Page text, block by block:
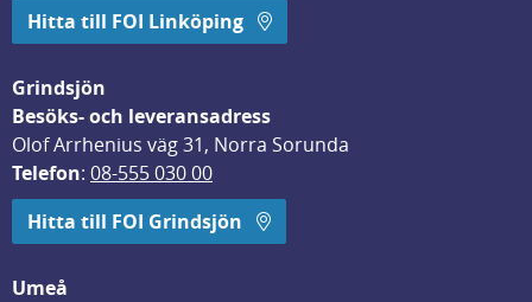
Hitta till FOI Linköping
Grindsjön
Besöks- och leveransadress
Olof Arrhenius väg 31, Norra Sorunda
Telefon: 08-555 030 00
Hitta till FOI Grindsjön
Umeå